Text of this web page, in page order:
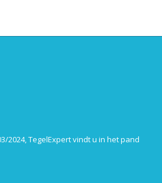
2024, TegelExpert vindt u in het pand